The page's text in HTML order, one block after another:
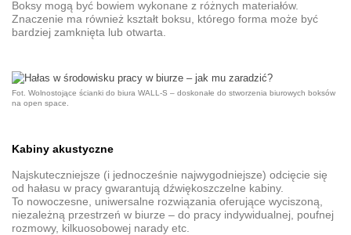
Boksy mogą być bowiem wykonane z różnych materiałów.
Znaczenie ma również kształt boksu, którego forma może być
bardziej zamknięta lub otwarta.
Fot. Wolnostojące ścianki do biura WALL-S – doskonałe do stworzenia biurowych boksów
na open space.
Kabiny akustyczne
Najskuteczniejsze (i jednocześnie najwygodniejsze) odcięcie się
od hałasu w pracy gwarantują dźwiękoszczelne kabiny.
To nowoczesne, uniwersalne rozwiązania oferujące wyciszoną,
niezależną przestrzeń w biurze – do pracy indywidualnej, poufnej
rozmowy, kilkuosobowej narady etc.